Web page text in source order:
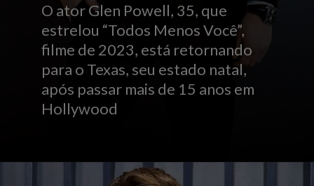
O ator Glen Powell, 35, que
estrelou “Todos Menos Você”,
filme de 2023, está retornando
para o Texas, seu estado natal,
após passar mais de 15 anos em
Hollywood